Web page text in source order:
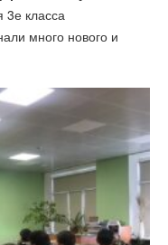
класса
много нового и